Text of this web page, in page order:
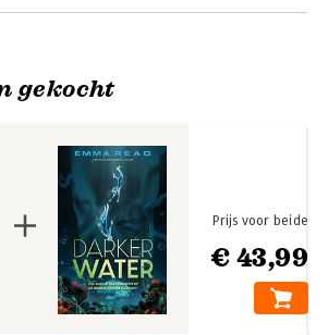
Pepper vijf boeken op haar naam staan.
Kit Guardner: Slangenkuil, ID-crisis,
Drakenbloed zien dat zij ook een
wereld mét magie weet te creëren.
gekocht
€ 43,99
Prijs voor beide